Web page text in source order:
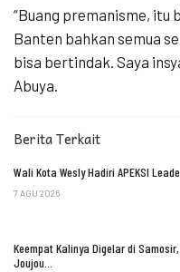
“Buang premanisme, itu
Banten bahkan semua
bisa bertindak. Saya
Abuya.
Berita Terkait
Wali Kota Wesly Hadiri APEKSI
7 AGU 2026
Keempat Kalinya Digelar di
Joujou…